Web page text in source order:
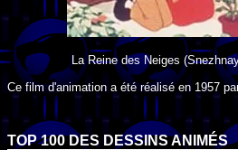
La Reine des Neiges
Ce film d'animation a été réalisé en 1957
TOP 100 DES DESSINS ANIMÉS